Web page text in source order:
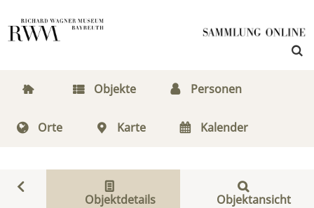
Objekte Personen
Orte Karte Kalender
Objektdetails Objektansicht